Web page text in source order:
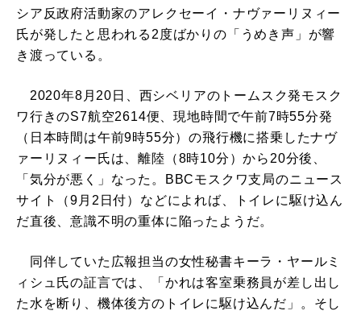
シア反政府活動家のアレクセーイ・ナヴァーリヌィー
氏が発したと思われる2度ばかりの「うめき声」が響
き渡っている。
2020年8月20日、西シベリアのトームスク発モスク
ワ行きのS7航空2614便、現地時間で午前7時55分発
（日本時間は午前9時55分）の飛行機に搭乗したナヴ
ァーリヌィー氏は、離陸（8時10分）から20分後、
「気分が悪く」なった。BBCモスクワ支局のニュース
サイト（9月2日付）などによれば、トイレに駆け込ん
だ直後、意識不明の重体に陥ったようだ。
同伴していた広報担当の女性秘書キーラ・ヤールミ
ィシュ氏の証言では、「かれは客室乗務員が差し出し
た水を断り、機体後方のトイレに駆け込んだ」。そし